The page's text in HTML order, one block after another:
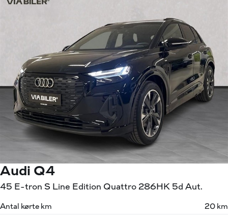
Audi Q4
45 E-tron S Line Edition Quattro 286HK 5d Aut.
Antal kørte km
20 km